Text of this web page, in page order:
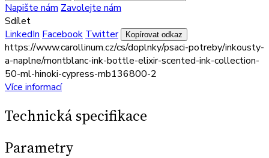
Napište nám Zavolejte nám
Sdílet
LinkedIn Facebook Twitter Kopírovat odkaz
https://www.carollinum.cz/cs/doplnky/psaci-potreby/inkousty-
a-naplne/montblanc-ink-bottle-elixir-scented-ink-collection-
50-ml-hinoki-cypress-mb136800-2
Více informací
Technická specifikace
Parametry